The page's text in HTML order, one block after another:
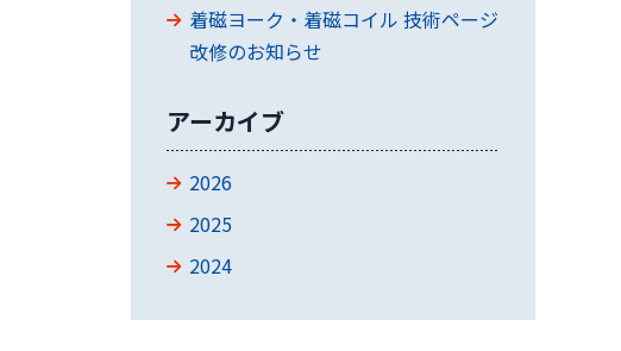
着磁ヨーク・着磁コイル 技術ページ
改修のお知らせ
アーカイブ
2026
2025
2024